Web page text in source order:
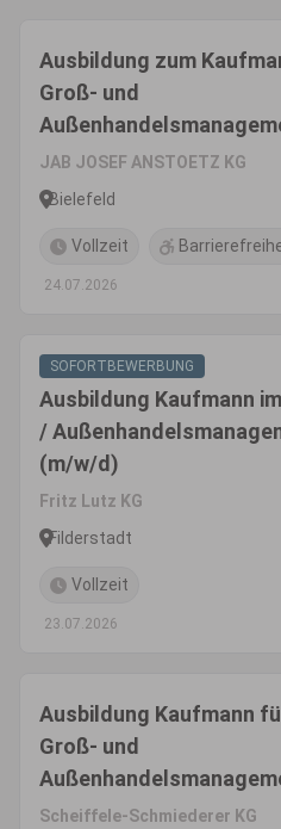
Ausbildung zum
Groß- und
(m/w/d)
JAB JOSEF ANSTOETZ KG
Bielefeld
Vollzeit
24.07.2026
SOFORTBEWERBUNG
Ausbildung Kaufmann
/
(m/w/d)
Fritz Lutz KG
Filderstadt
Vollzeit
23.07.2026
Ausbildung Kaufmann
Groß- und
(m/w/d)
Scheiffele-Schmiederer KG